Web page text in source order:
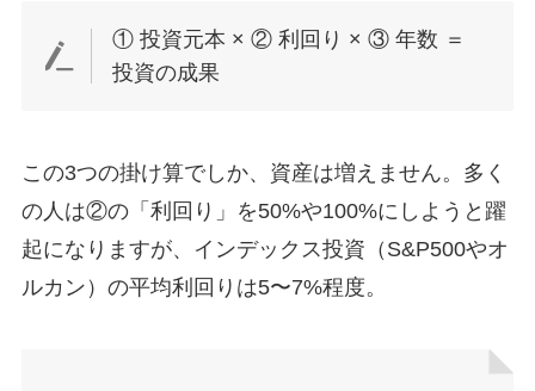
① 投資元本 × ② 利回り × ③ 年数 ＝
投資の成果
この3つの掛け算でしか、資産は増えません。多く
の人は②の「利回り」を50%や100%にしようと躍
起になりますが、インデックス投資（S&P500やオ
ルカン）の平均利回りは5〜7%程度。